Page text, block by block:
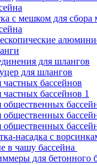
с мешком для сбора
для шлангов
для шлангов
частных бассейнов
частных бассейнов 1
общественных
общественных
общественных
насадка с
в чашу бассейна
для бетонного